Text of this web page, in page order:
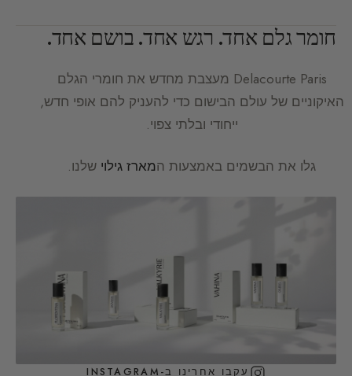
חומר גלם אחד. רגש אחד. בושם אחד.
Delacourte Paris מעצבת מחדש את חומרי הגלם
האיקוניים של עולם הבישום כדי להעניק להם אופי חדש,
ייחודי ובלתי צפוי.
גלו את הבשמים באמצעות המארז גילוי שלנו.
עקבו אחרינו ב-INSTAGRAM